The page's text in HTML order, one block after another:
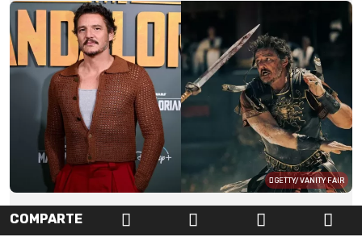
GETTY/ VANITY FAIR
COMPARTE